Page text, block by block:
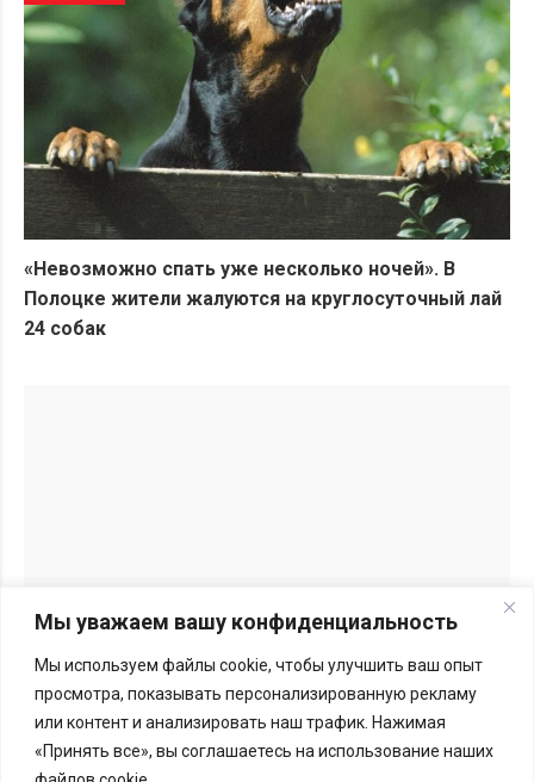
Мы уважаем вашу конфиденциальность
Мы используем файлы cookie, чтобы улучшить ваш опыт
просмотра, показывать персонализированную рекламу
или контент и анализировать наш трафик. Нажимая
«Принять все», вы соглашаетесь на использование наших
«Невозможно спать уже несколько ночей». В
Полоцке жители жалуются на круглосуточный лай
24 собак
Перепечатка материалов BGmedia.site возможна только с
Меморандум